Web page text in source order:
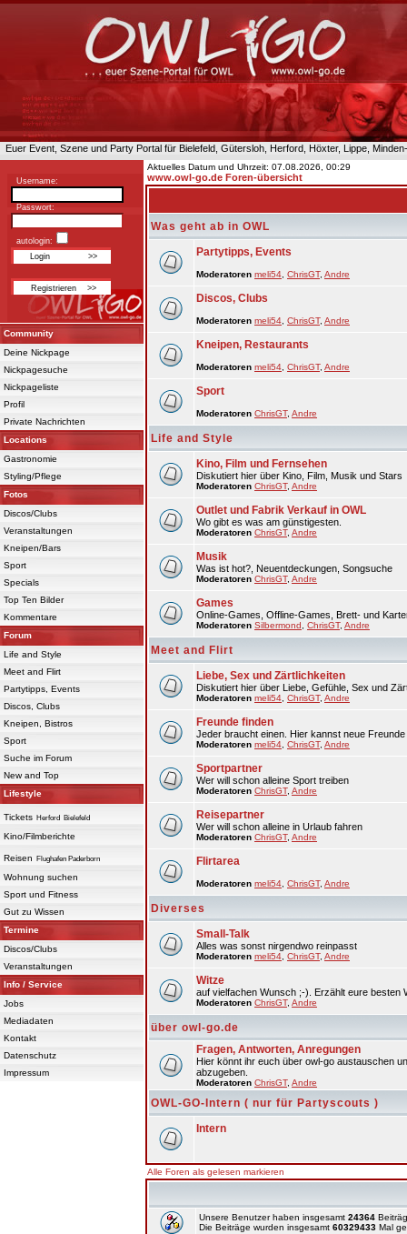
Euer Event, Szene und Party Portal für Bielefeld, Gütersloh, Herford, Höxter, Lippe,
Username:
Passwort:
autologin:
Community
Deine Nickpage
Nickpagesuche
Nickpageliste
Profil
Private Nachrichten
Locations
Gastronomie
Styling/Pflege
Fotos
Discos/Clubs
Veranstaltungen
Kneipen/Bars
Sport
Specials
Top Ten Bilder
Kommentare
Forum
Life and Style
Meet and Flirt
Partytipps, Events
Discos, Clubs
Kneipen, Bistros
Sport
Suche im Forum
New and Top
Lifestyle
Tickets Herford Bielefeld
Kino/Filmberichte
Reisen Flughafen Paderborn
Wohnung suchen
Sport und Fitness
Gut zu Wissen
Termine
Discos/Clubs
Veranstaltungen
Info / Service
Jobs
Mediadaten
Kontakt
Datenschutz
Impressum
Aktuelles Datum und Uhrzeit: 07.08.2026, 00:29
www.owl-go.de Foren-übersicht
Was geht ab in OWL
Partytipps, Events
Moderatoren meli54 ChrisGT, Andre
Discos, Clubs
Moderatoren meli54 ChrisGT, Andre
Kneipen, Restaurants
Moderatoren meli54 ChrisGT, Andre
Sport
Moderatoren ChrisGT, Andre
Life and Style
Kino, Film und Fernsehen
Diskutiert hier über Kino, Film, Musik und Stars
Moderatoren ChrisGT, Andre
Outlet und Fabrik Verkauf in OWL
Wo gibt es was am günstigesten.
Moderatoren ChrisGT, Andre
Musik
Was ist hot?, Neuentdeckungen, Songsuche
Moderatoren ChrisGT, Andre
Games
Online-Games, Offline-Games, Brett- und
Moderatoren Silbermond ChrisGT, Andre
Meet and Flirt
Liebe, Sex und Zärtlichkeiten
Diskutiert hier über Liebe, Gefühle, Sex und
Moderatoren meli54 ChrisGT, Andre
Freunde finden
Jeder braucht einen. Hier kannst neue Freunde
Moderatoren meli54 ChrisGT, Andre
Sportpartner
Wer will schon alleine Sport treiben
Moderatoren ChrisGT, Andre
Reisepartner
Wer will schon alleine in Urlaub fahren
Moderatoren ChrisGT, Andre
Flirtarea
Moderatoren meli54 ChrisGT, Andre
Diverses
Small-Talk
Alles was sonst nirgendwo reinpasst
Moderatoren meli54 ChrisGT, Andre
Witze
auf vielfachen Wunsch ;-). Erzählt eure besten
Moderatoren ChrisGT, Andre
über owl-go.de
Fragen, Antworten, Anregungen
Hier könnt ihr euch über owl-go austauschen
abzugeben.
Moderatoren ChrisGT, Andre
OWL-GO-Intern ( nur für Partyscouts )
Intern
Alle Foren als gelesen markieren
Unsere Benutzer haben insgesamt 24364
Die Beiträge wurden insgesamt 60329433 Mal